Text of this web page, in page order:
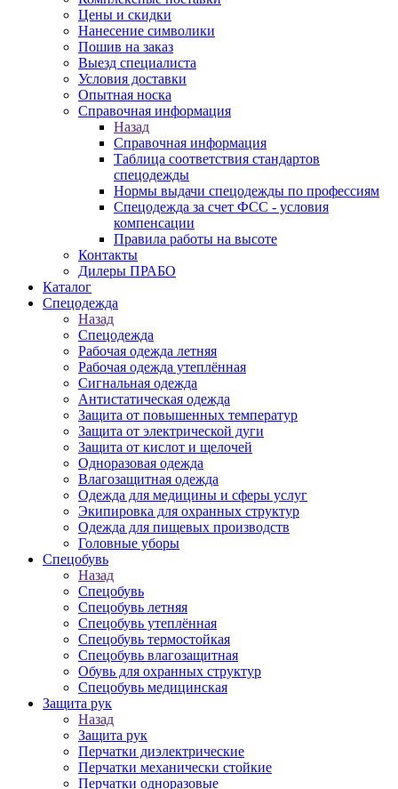
Цены и скидки
Нанесение символики
Пошив на заказ
Выезд специалиста
Условия доставки
Опытная носка
Справочная информация
Назад
Справочная информация
Таблица соответствия стандартов
спецодежды
Нормы выдачи спецодежды по профессиям
Спецодежда за счет ФСС - условия
компенсации
Правила работы на высоте
Контакты
Дилеры ПРАБО
Каталог
Спецодежда
Назад
Спецодежда
Рабочая одежда летняя
Рабочая одежда утеплённая
Сигнальная одежда
Антистатическая одежда
Защита от повышенных температур
Защита от электрической дуги
Защита от кислот и щелочей
Одноразовая одежда
Влагозащитная одежда
Одежда для медицины и сферы услуг
Экипировка для охранных структур
Одежда для пищевых производств
Головные уборы
Спецобувь
Назад
Спецобувь
Спецобувь летняя
Спецобувь утеплённая
Спецобувь термостойкая
Спецобувь влагозащитная
Обувь для охранных структур
Спецобувь медицинская
Защита рук
Назад
Защита рук
Перчатки диэлектрические
Перчатки механически стойкие
Перчатки одноразовые